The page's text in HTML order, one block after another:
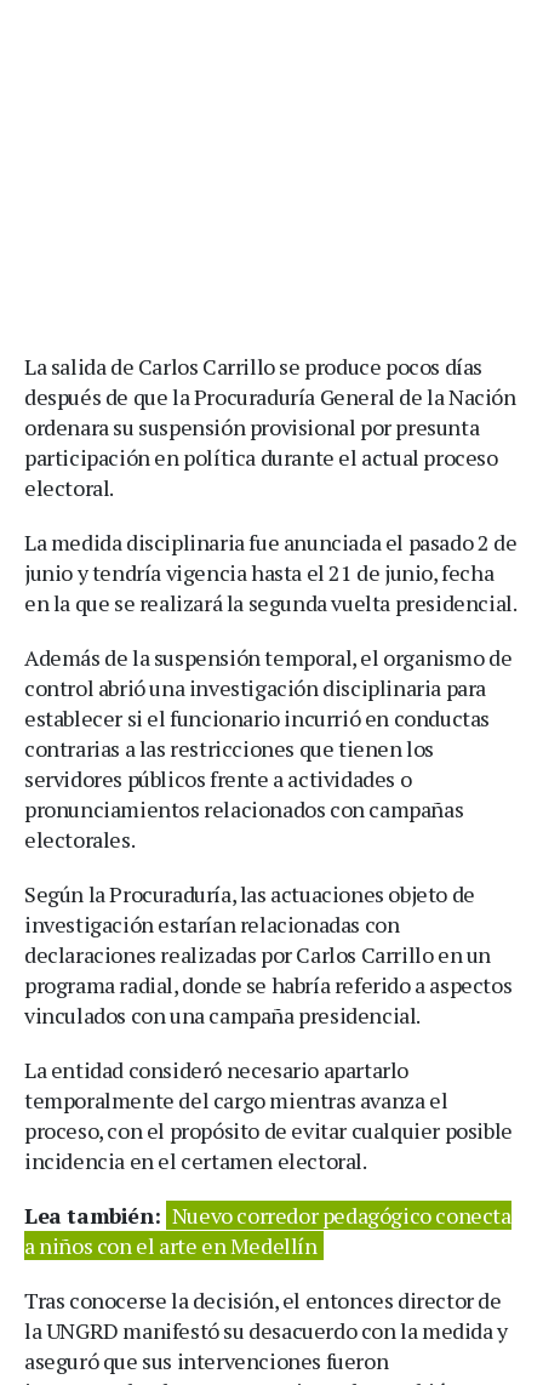
La salida de Carlos Carrillo se produce pocos días
después de que la Procuraduría General de la Nación
ordenara su suspensión provisional por presunta
participación en política durante el actual proceso
electoral.
La medida disciplinaria fue anunciada el pasado 2 de
junio y tendría vigencia hasta el 21 de junio, fecha
en la que se realizará la segunda vuelta presidencial.
Además de la suspensión temporal, el organismo de
control abrió una investigación disciplinaria para
establecer si el funcionario incurrió en conductas
contrarias a las restricciones que tienen los
servidores públicos frente a actividades o
pronunciamientos relacionados con campañas
electorales.
Según la Procuraduría, las actuaciones objeto de
investigación estarían relacionadas con
declaraciones realizadas por Carlos Carrillo en un
programa radial, donde se habría referido a aspectos
vinculados con una campaña presidencial.
La entidad consideró necesario apartarlo
temporalmente del cargo mientras avanza el
proceso, con el propósito de evitar cualquier posible
incidencia en el certamen electoral.
Lea también: Nuevo corredor pedagógico conecta
a niños con el arte en Medellín
Tras conocerse la decisión, el entonces director de
la UNGRD manifestó su desacuerdo con la medida y
aseguró que sus intervenciones fueron